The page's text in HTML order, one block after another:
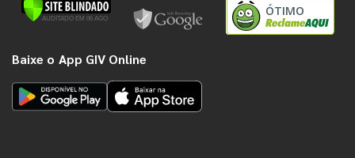
ÓTIMO
Baixe o App GIV Online